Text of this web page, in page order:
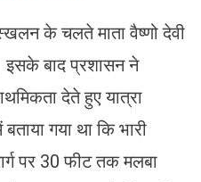
के चलते माता वैष्णो देवी
इसके बाद प्रशासन ने
देते हुए यात्रा
गया था कि भारी
पर 30 फीट तक मलबा